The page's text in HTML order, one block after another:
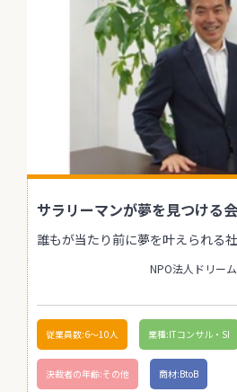
サラリーマンが夢を見つける
誰もが当たり前に夢を叶えられる
NPO法人ドリー
従業員数:6～10人 業種:ITコンサル・SI
決裁者の年齢:その他 商材:BtoB